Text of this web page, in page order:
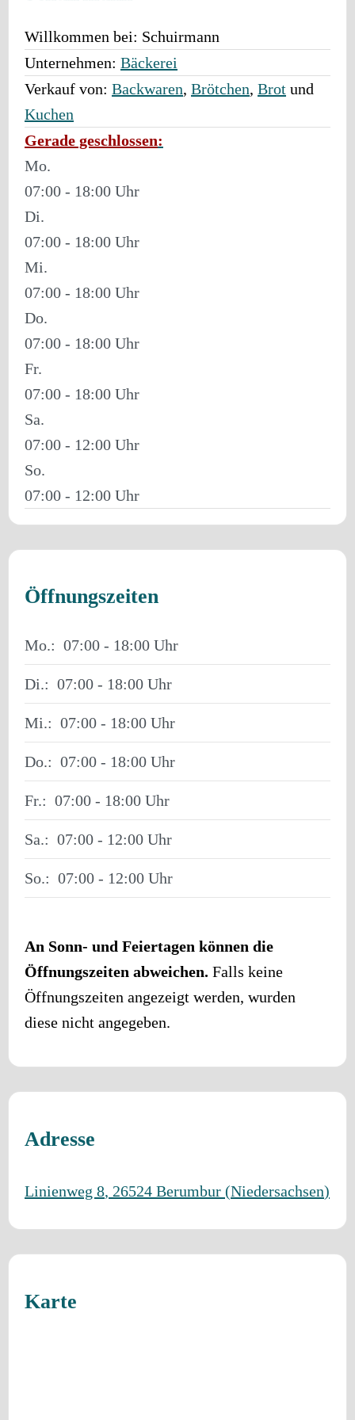
Willkommen bei: Schuirmann
Unternehmen: Bäckerei
Verkauf von: Backwaren, Brötchen, Brot und
Kuchen
Gerade geschlossen:
Mo.
07:00 - 18:00
Di.
07:00 - 18:00
Mi.
07:00 - 18:00
Do.
07:00 - 18:00
Fr.
07:00 - 18:00
Sa.
07:00 - 12:00
So.
07:00 - 12:00
Öffnungszeiten
Mo.: 07:00 - 18:00
Di.: 07:00 - 18:00
Mi.: 07:00 - 18:00
Do.: 07:00 - 18:00
Fr.: 07:00 - 18:00
Sa.: 07:00 - 12:00
So.: 07:00 - 12:00
An Sonn- und Feiertagen können die
Öffnungszeiten abweichen. Falls keine
Öffnungszeiten angezeigt werden, wurden
diese nicht angegeben.
Adresse
Linienweg 8, 26524 Berumbur (Niedersachsen)
Karte